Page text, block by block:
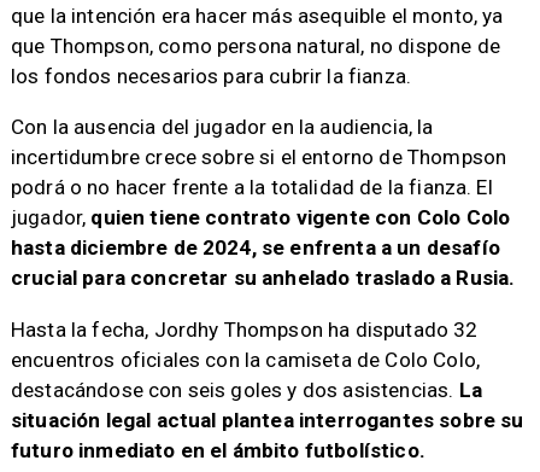
que la intención era hacer más asequible el monto, ya
que Thompson, como persona natural, no dispone de
los fondos necesarios para cubrir la fianza.
Con la ausencia del jugador en la audiencia, la
incertidumbre crece sobre si el entorno de Thompson
podrá o no hacer frente a la totalidad de la fianza. El
jugador, quien tiene contrato vigente con Colo Colo
hasta diciembre de 2024, se enfrenta a un desafío
crucial para concretar su anhelado traslado a Rusia.
Hasta la fecha, Jordhy Thompson ha disputado 32
encuentros oficiales con la camiseta de Colo Colo,
destacándose con seis goles y dos asistencias. La
situación legal actual plantea interrogantes sobre su
futuro inmediato en el ámbito futbolístico.